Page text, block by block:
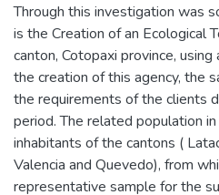
Through this investigation was
is the Creation of an Ecological
canton, Cotopaxi province,
the creation of this agency, the
the requirements of the clients
period. The related population
inhabitants of the cantons (
Valencia and Quevedo), from
representative sample for the